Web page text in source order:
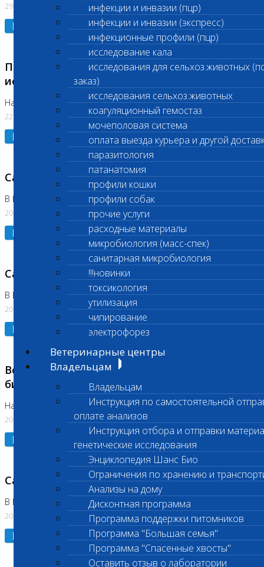
инфекции и инвазии (пцр)
инфекции и инвазии (экспресс)
инфекционные профили (пцр)
исследование кала
исследования для сельхоз.животных
заказ)
исследования сельхоз.животных
коагуляционный гемостаз
мочеполовая система
оплата выезда курьера и другой
паразитология
патанатомия
профили кошки
профили собак
прочие услуги
расходные материалы
микробиология (масс-спек)
санитарная микробиология
!!!новинки
токсикология
утилизация
чипирование
электрофорез
Ветеринарные центры
Владельцам
Владельцам
Инструкция по самостоятельной
оплате анализов
Инструкция отбора и отправки
генетические исследования
Энциклопедия Шанс Био
Ограничения по хранению и
Анализы на дому
Дисконтная программа
Программа поддержки питомников
Программа "Большая семья"
Программа "Спасенные хвосты"
Оставить отзыв о лаборатории
29.07.2026
Подробнее
Приостановлено выполнение биохимических
исследований
На Нагорной. Код ( 123,310,309)
22.07.2026
Подробнее
Санитарные дни
В Коломне 24.07.2026 и 28.07.2026
20.07.2026
Подробнее
Санитарный день
В Бутово 21.07.2026
20.07.2026
Подробнее
Возобновлено выполнение срочных
биохимических исследований
На Нагорной
20.07.2026
Подробнее
Санитарный день
В Коломне 20.07.2026
20.07.2026
Подробнее